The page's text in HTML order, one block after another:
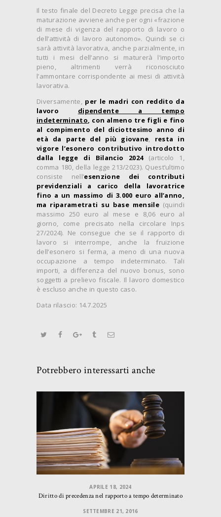
Il testo finale del Decreto Legge precisa che la
maturazione avviene anche per ogni «frazione
di mese di vigenza del rapporto di lavoro o
dell’attività di lavoro autonomo». Quindi se ci
sarà attività lavorativa, anche parzialmente, in
tutti i mesi dell’anno si maturerà l’importo
pieno, altrimenti verrà riconosciuto
l’ammontare corrispondente ai mesi di attività
lavorativa.
Diversamente, per le madri con reddito da
lavoro dipendente a tempo
indeterminato, con almeno tre figli e fino
al compimento del diciottesimo anno di
età da parte del più giovane, resta in
vigore l’esonero contributivo introdotto
dalla legge di Bilancio 2024(articolo 1,
comma 180, della legge 213/2023). Quest’ultimo
consiste nell’esenzione dei contributi
previdenziali a carico della lavoratrice
fino a un massimo di 3.000 euro all’anno,
ma riparametrati su base mensile (quindi
massimo 250 euro al mese e 8,06 euro al
giorno, come precisato nella circolare Inps
27/2024). Ne consegue che se il rapporto di
lavoro si interrompe, anche la fruizione
dell’esonero si ferma, a meno di una nuova
occupazione a tempo indeterminato. Tali
importi, a differenza del nuovo bonus, sono
soggetti a prelievo fiscale. Il lavoro domestico
è escluso anche in questo caso.
Data rilascio: 14.7.2025
Potrebbero interessarti anche
APRILE 18, 2024
Diritto di precedenza nel rapporto a tempo determinato
SETTEMBRE 21, 2016